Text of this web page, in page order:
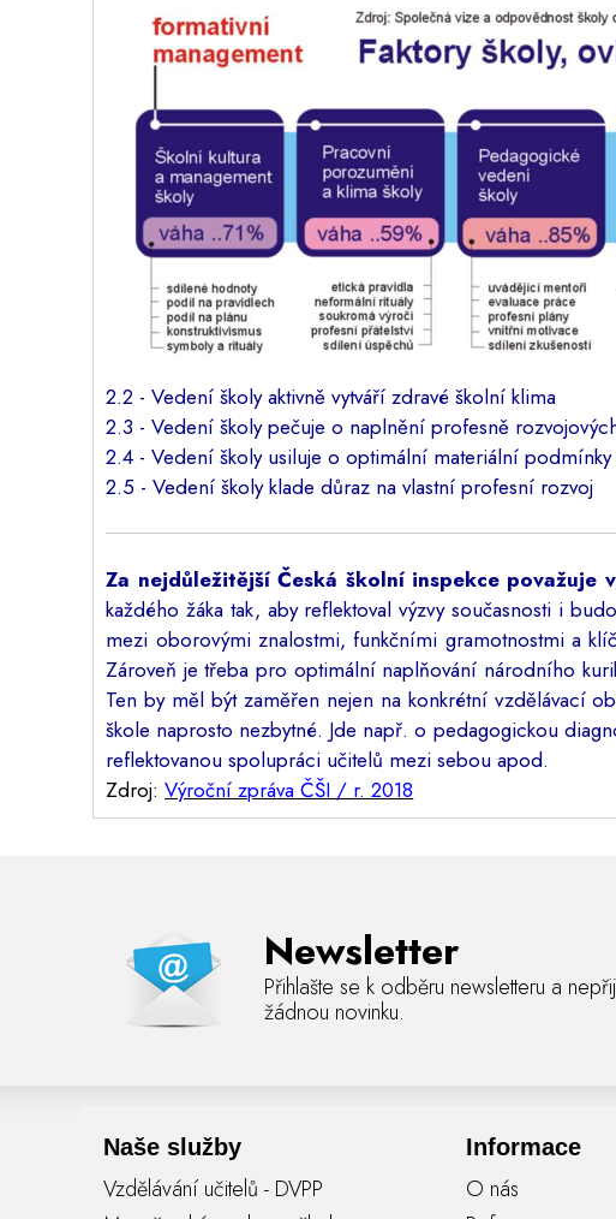
2.2 - Vedení školy aktivně vytváří zdravé školní klima
2.3 - Vedení školy pečuje o naplnění profesně
2.4 - Vedení školy usiluje o optimální materiální
2.5 - Vedení školy klade důraz na vlastní profesní rozvoj
Za nejdůležitější Česká školní inspekce
každého žáka tak, aby reflektoval výzvy současnosti i
mezi oborovými znalostmi, funkčními gramotnostmi a
Zároveň je třeba pro optimální naplňování národního
Ten by měl být zaměřen nejen na konkrétní vzdělávací
škole naprosto nezbytné. Jde např. o pedagogickou
reflektovanou spolupráci učitelů mezi sebou apod.
Zdroj:Výroční zpráva ČŠI / r. 2018
Newsletter
Přihlašte se k odběru newsletteru a
žádnou novinku.
Naše služby
Vzdělávání učitelů - DVPP
Informace
O nás